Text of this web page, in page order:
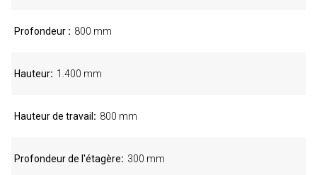
Profondeur 800 mm
Hauteur 1.400 mm
Hauteur de travail 800 mm
Profondeur de l'étagère 300 mm